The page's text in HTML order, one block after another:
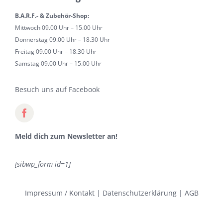
B.A.R.F.- & Zubehör-Shop:
Mittwoch 09.00 Uhr – 15.00 Uhr
Donnerstag 09.00 Uhr – 18.30 Uhr
Freitag 09.00 Uhr – 18.30 Uhr
Samstag 09.00 Uhr – 15.00 Uhr
Besuch uns auf Facebook
Meld dich zum Newsletter an!
[sibwp_form id=1]
Impressum / Kontakt| Datenschutzerklärung| AGB